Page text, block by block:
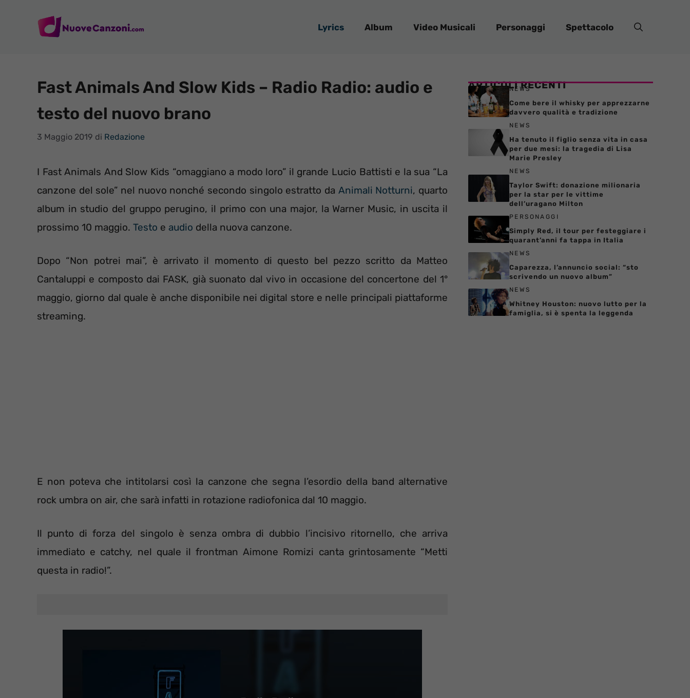
Lyrics Album Video Musicali Personaggi Spettacolo
Fast Animals And Slow Kids – Radio Radio: audio e
testo del nuovo brano
3 Maggio 2019 di Redazione
I Fast Animals And Slow Kids “omaggiano a modo loro” il grande Lucio Battisti e la sua “La
canzone del sole” nel nuovo nonché secondo singolo estratto da Animali Notturni, quarto
album in studio del gruppo perugino, il primo con una major, la Warner Music, in uscita il
prossimo 10 maggio. Testo e audio della nuova canzone.
Dopo “Non potrei mai”, è arrivato il momento di questo bel pezzo scritto da Matteo
Cantaluppi e composto dai FASK, già suonato dal vivo in occasione del concertone del 1°
maggio, giorno dal quale è anche disponibile nei digital store e nelle principali piattaforme
streaming.
E non poteva che intitolarsi così la canzone che segna l’esordio della band alternative
rock umbra on air, che sarà infatti in rotazione radiofonica dal 10 maggio.
Il punto di forza del singolo è senza ombra di dubbio l’incisivo ritornello, che arriva
immediato e catchy, nel quale il frontman Aimone Romizi canta grintosamente “Metti
questa in radio!”.
ARTICOLI RECENTI
NEWS
Come bere il whisky per apprezzarne
davvero qualità e tradizione
NEWS
Ha tenuto il figlio senza vita in casa
per due mesi: la tragedia di Lisa
Marie Presley
NEWS
Taylor Swift: donazione milionaria
per la star per le vittime
dell’uragano Milton
PERSONAGGI
Simply Red, il tour per festeggiare i
quarant’anni fa tappa in Italia
NEWS
Caparezza, l’annuncio social: “sto
scrivendo un nuovo album”
NEWS
Whitney Houston: nuovo lutto per la
famiglia, si è spenta la leggenda